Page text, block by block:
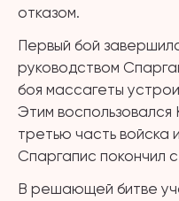
отказом.
Первый бой
руководством
боя массагеты
Этим воспользовался
третью часть войска
Спаргапис покончил
В решающей битве